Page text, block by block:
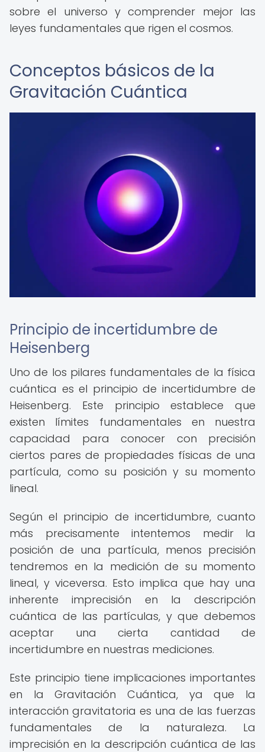
sobre el universo y comprender mejor las
leyes fundamentales que rigen el cosmos.
Conceptos básicos de la
Gravitación Cuántica
Principio de incertidumbre de
Heisenberg
Uno de los pilares fundamentales de la física
cuántica es el principio de incertidumbre de
Heisenberg. Este principio establece que
existen límites fundamentales en nuestra
capacidad para conocer con precisión
ciertos pares de propiedades físicas de una
partícula, como su posición y su momento
lineal.
Según el principio de incertidumbre, cuanto
más precisamente intentemos medir la
posición de una partícula, menos precisión
tendremos en la medición de su momento
lineal, y viceversa. Esto implica que hay una
inherente imprecisión en la descripción
cuántica de las partículas, y que debemos
aceptar una cierta cantidad de
incertidumbre en nuestras mediciones.
Este principio tiene implicaciones importantes
en la Gravitación Cuántica, ya que la
interacción gravitatoria es una de las fuerzas
fundamentales de la naturaleza. La
imprecisión en la descripción cuántica de las